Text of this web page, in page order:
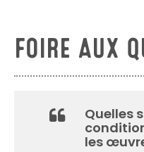
FOIRE AUX
Quelles
les